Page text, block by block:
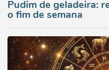
Pudim de geladeira:
o fim de semana